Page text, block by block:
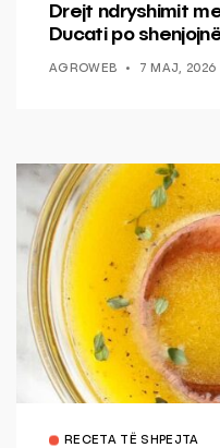
Drejt ndryshimit
Ducati po
AGROWEB 7 MAJ, 2026
RECETA TË SHPEJTA